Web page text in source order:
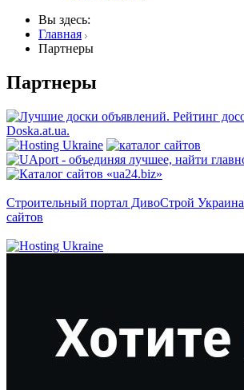
Вы здесь:
Главная
Партнеры
Партнеры
Строительный портал ДивоСтрой Украина
сайтов